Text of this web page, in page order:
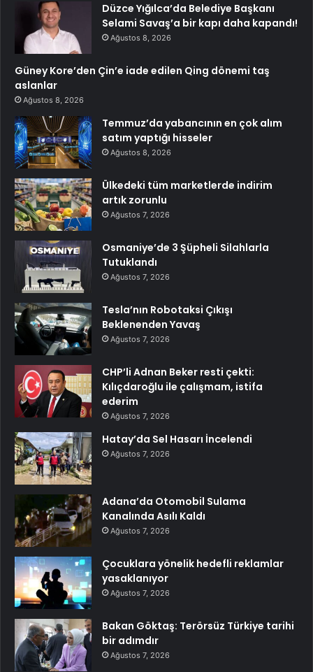
Düzce Yığılca’da Belediye Başkanı
Selami Savaş’a bir kapı daha kapandı!
Ağustos 8, 2026
Güney Kore’den Çin’e iade edilen Qing dönemi taş
aslanlar
Ağustos 8, 2026
Temmuz’da yabancının en çok alım
satım yaptığı hisseler
Ağustos 8, 2026
Ülkedeki tüm marketlerde indirim
artık zorunlu
Ağustos 7, 2026
Osmaniye’de 3 Şüpheli Silahlarla
Tutuklandı
Ağustos 7, 2026
Tesla’nın Robotaksi Çıkışı
Beklenenden Yavaş
Ağustos 7, 2026
CHP’li Adnan Beker resti çekti:
Kılıçdaroğlu ile çalışmam, istifa
ederim
Ağustos 7, 2026
Hatay’da Sel Hasarı İncelendi
Ağustos 7, 2026
Adana’da Otomobil Sulama
Kanalında Asılı Kaldı
Ağustos 7, 2026
Çocuklara yönelik hedefli reklamlar
yasaklanıyor
Ağustos 7, 2026
Bakan Göktaş: Terörsüz Türkiye tarihi
bir adımdır
Ağustos 7, 2026